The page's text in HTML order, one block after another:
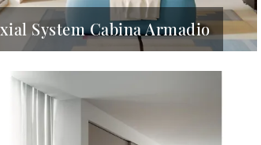
System Cabina Armadio